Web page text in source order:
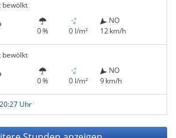
bewölkt
0 % 0 l/m²
NO
12 km/h
bewölkt
0 % 0 l/m²
NO
9 km/h
Uhr